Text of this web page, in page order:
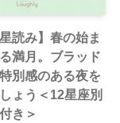
読み】春の始ま
満月。ブラッド
別感のある夜を
ょう＜12星座別
き＞